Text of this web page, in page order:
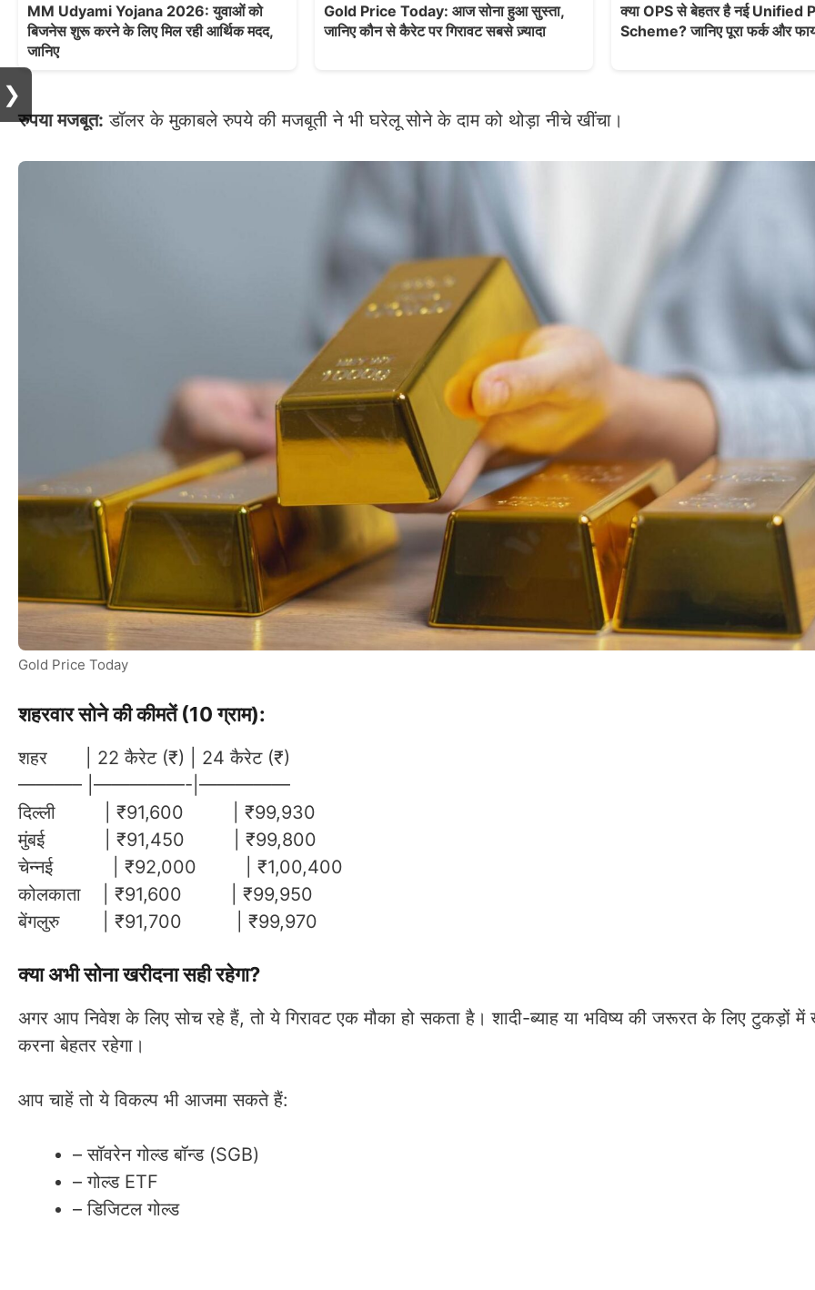
MM Udyami Yojana 2026: युवाओं को
बिजनेस शुरू करने के लिए मिल रही आर्थिक मदद,
जानिए
Gold Price Today: आज सोना हुआ सुस्ता,
जानिए कौन से कैरेट पर गिरावट सबसे ज़्यादा
क्या OPS से बेहतर है नई Unified
Scheme? जानिए पूरा फर्क और
रुपया मजबूत: डॉलर के मुकाबले रुपये की मजबूती ने भी घरेलू सोने के दाम को थोड़ा नीचे खींचा।
Gold Price Today
शहरवार सोने की कीमतें (10 ग्राम):
शहर | 22 कैरेट (₹) | 24 कैरेट (₹)
———– |—————-|—————
दिल्ली | ₹91,600 | ₹99,930
मुंबई | ₹91,450 | ₹99,800
चेन्नई | ₹92,000 | ₹1,00,400
कोलकाता | ₹91,600 | ₹99,950
बेंगलुरु | ₹91,700 | ₹99,970
क्या अभी सोना खरीदना सही रहेगा?
अगर आप निवेश के लिए सोच रहे हैं, तो ये गिरावट एक मौका हो सकता है। शादी-ब्याह या भविष्य की जरूरत के लिए टुकड़ों में
करना बेहतर रहेगा।
आप चाहें तो ये विकल्प भी आजमा सकते हैं:
– सॉवरेन गोल्ड बॉन्ड (SGB)
– गोल्ड ETF
– डिजिटल गोल्ड
❯